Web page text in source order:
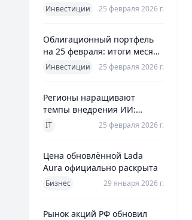
25 февраля 2026
Инвестиции 25 февраля 2026 г.
Облигационный портфель
на 25 февраля: итоги месяца
и планы на март
Инвестиции 25 февраля 2026 г.
Регионы наращивают
темпы внедрения ИИ:
главное из отраслевого
IT 25 февраля 2026 г.
Цена обновлённой Lada
Aura официально раскрыта
Бизнес 29 января 2026 г.
Рынок акций РФ обновил